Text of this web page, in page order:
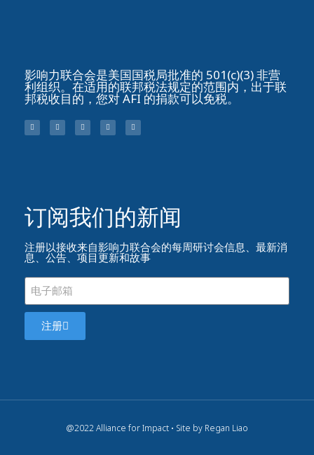
影响力联合会是美国国税局批准的 501(c)(3) 非营
利组织。在适用的联邦税法规定的范围内，出于联
邦税收目的，您对 AFI 的捐款可以免税。
订阅我们的新闻​
注册以接收来自影响力联合会的每周研讨会信息、最新消
息、公告、项目更新和故事
注册
@2022 Alliance for Impact • Site by Regan Liao